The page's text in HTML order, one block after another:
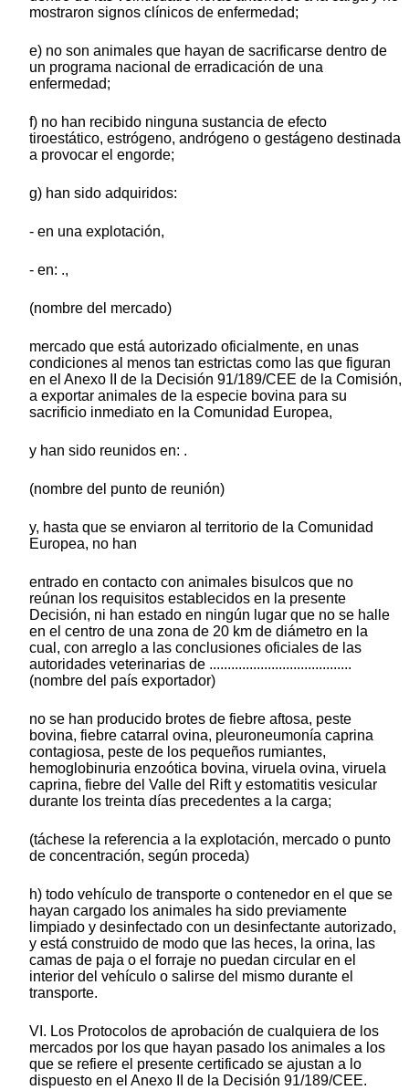
mostraron signos clínicos de enfermedad;
e) no son animales que hayan de sacrificarse dentro de
un programa nacional de erradicación de una
enfermedad;
f) no han recibido ninguna sustancia de efecto
tiroestático, estrógeno, andrógeno o gestágeno destinada
a provocar el engorde;
g) han sido adquiridos:
- en una explotación,
- en: .,
(nombre del mercado)
mercado que está autorizado oficialmente, en unas
condiciones al menos tan estrictas como las que figuran
en el Anexo II de la Decisión 91/189/CEE de la Comisión,
a exportar animales de la especie bovina para su
sacrificio inmediato en la Comunidad Europea,
y han sido reunidos en: .
(nombre del punto de reunión)
y, hasta que se enviaron al territorio de la Comunidad
Europea, no han
entrado en contacto con animales bisulcos que no
reúnan los requisitos establecidos en la presente
Decisión, ni han estado en ningún lugar que no se halle
en el centro de una zona de 20 km de diámetro en la
cual, con arreglo a las conclusiones oficiales de las
autoridades veterinarias de .......................................
(nombre del país exportador)
no se han producido brotes de fiebre aftosa, peste
bovina, fiebre catarral ovina, pleuroneumonía caprina
contagiosa, peste de los pequeños rumiantes,
hemoglobinuria enzoótica bovina, viruela ovina, viruela
caprina, fiebre del Valle del Rift y estomatitis vesicular
durante los treinta días precedentes a la carga;
(táchese la referencia a la explotación, mercado o punto
de concentración, según proceda)
h) todo vehículo de transporte o contenedor en el que se
hayan cargado los animales ha sido previamente
limpiado y desinfectado con un desinfectante autorizado,
y está construido de modo que las heces, la orina, las
camas de paja o el forraje no puedan circular en el
interior del vehículo o salirse del mismo durante el
transporte.
VI. Los Protocolos de aprobación de cualquiera de los
mercados por los que hayan pasado los animales a los
que se refiere el presente certificado se ajustan a lo
dispuesto en el Anexo II de la Decisión 91/189/CEE.